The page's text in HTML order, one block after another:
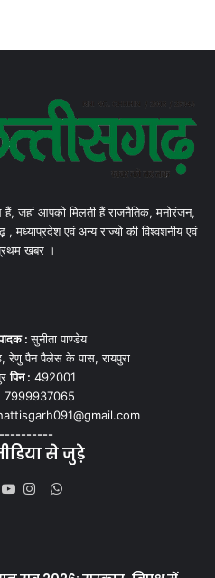
हैं, जहां आपको मिलती हैं राजनैतिक, मनोरंजन,
, मध्याप्रदेश एवं अन्य राज्यो की विश्वशनीय एवं
खबर ।
:सुनीता पाण्डेय
रेणु पैन पैलेस के पास, रायपुरा
पिन : 492001
7999937065
से जुड़े
WhatsApp